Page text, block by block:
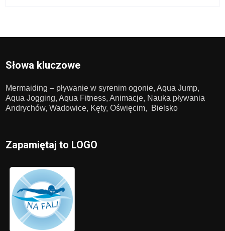
Słowa kluczowe
Mermaiding – pływanie w syrenim ogonie, Aqua Jump,
Aqua Jogging, Aqua Fitness, Animacje, Nauka pływania
Andrychów, Wadowice, Kęty, Oświęcim, Bielsko
Zapamiętaj to LOGO